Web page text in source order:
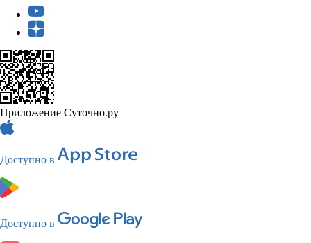
Приложение Суточно.ру
Доступно в
Доступно в